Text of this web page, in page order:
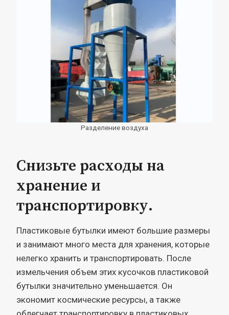
Разделение воздуха
Снизьте расходы на
хранение и
транспортировку.
Пластиковые бутылки имеют большие размеры
и занимают много места для хранения, которые
нелегко хранить и транспортировать. После
измельчения объем этих кусочков пластиковой
бутылки значительно уменьшается. Он
экономит космические ресурсы, а также